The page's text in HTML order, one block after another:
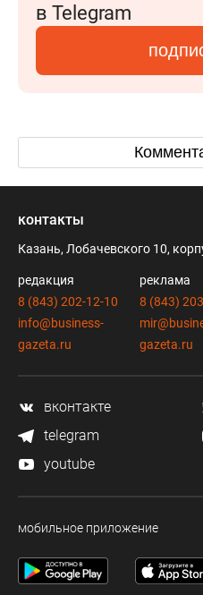
в Telegram
контакты
Казань, Лобачевского 10,
редакция
8 (843) 202-12-10
info@business-
gazeta.ru
реклама
8 (843)
gazeta.ru
вконтакте
telegram
youtube
мобильное приложение